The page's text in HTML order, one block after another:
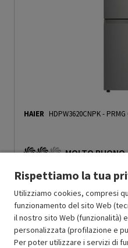
HAIER HDPW3620CNPK- PRMG
MOLTO BUONO
O: Accessori principali presenti
B: Estetica prodotto ottima
N: Prodotto funzionante
Prodotto Nuovo 649.99
Ricondizionato
Rispettiamo la tua
Utilizziamo cookies, compresi
funzionamento del sito Web
il nostro sito Web (funzionalità)
personalizzata (profilazione e
Per poter utilizzare i servizi di